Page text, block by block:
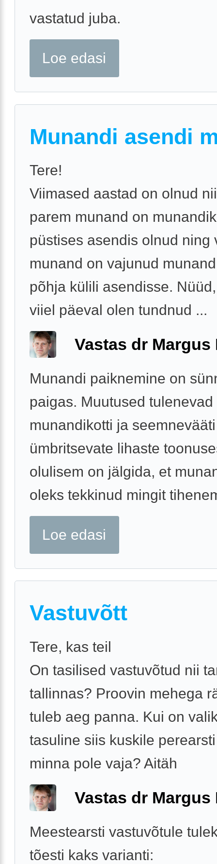
vastatud juba.
Loe edasi
Munandi asendi
Tere!
Viimased aastad on olnud
parem munand on
püstises asendis olnud ning
munand on vajunud
põhja külili asendisse.
viiel päeval olen tundnud ...
Vastas dr Margus
Munandi paiknemine on
paigas. Muutused
munandikotti ja seemnevääti
ümbritsevate lihaste
olulisem on jälgida, et
oleks tekkinud mingit
Loe edasi
Vastuvõtt
Tere, kas teil
On tasilised vastuvõtud nii
tallinnas? Proovin mehega
tuleb aeg panna. Kui on
tasuline siis kuskile
minna pole vaja? Aitäh
Vastas dr Margus
Meestearsti vastuvõtule
tõesti kaks varianti: